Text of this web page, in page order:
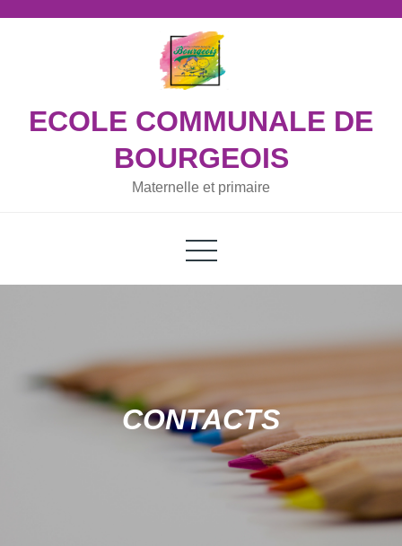
ECOLE COMMUNALE DE
BOURGEOIS
Maternelle et primaire
CONTACTS